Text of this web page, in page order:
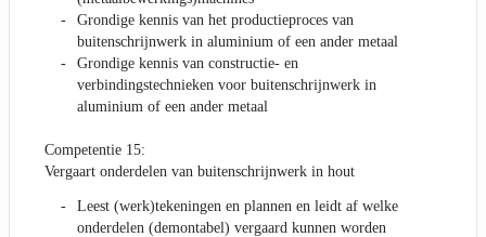
Grondige kennis van het productieproces van
buitenschrijnwerk in aluminium of een ander metaal
Grondige kennis van constructie- en
verbindingstechnieken voor buitenschrijnwerk in
aluminium of een ander metaal
Competentie 15:
Vergaart onderdelen van buitenschrijnwerk in hout
Leest (werk)tekeningen en plannen en leidt af welke
onderdelen (demontabel) vergaard kunnen worden